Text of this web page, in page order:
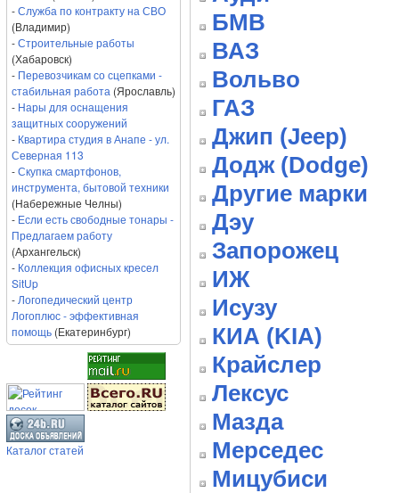
-Служба по контракту на СВО
(Владимир)
-Строительные работы
(Хабаровск)
- Перевозчикам со сцепками -
стабильная работа (Ярославль)
- Нары для оснащения
защитных сооружений
- Квартира студия в Анапе - ул.
Северная 113
-Скупка смартфонов,
инструмента, бытовой техники
(Набережные Челны)
- Если есть свободные тонары -
Предлагаем работу
(Архангельск)
- Коллекция офисных кресел
SitUp
- Логопедический центр
Логоплюс - эффективная
помощь (Екатеринбург)
Каталог статей
БМВ
ВАЗ
Вольво
ГАЗ
Джип (Jeep)
Додж (Dodge)
Другие марки
Дэу
Запорожец
ИЖ
Исузу
КИА (KIA)
Крайслер
Лексус
Мазда
Мерседес
Мицубиси